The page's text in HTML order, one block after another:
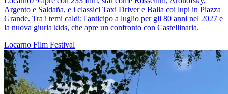
Argento e Saldaña, e i classici Taxi Driver e Balla coi lupi in Piazza
Grande. Tra i temi caldi: l'anticipo a luglio per gli 80 anni nel 2027 e
la nuova giuria kids, che apre un confronto con Castellinaria.
Locarno Film Festival